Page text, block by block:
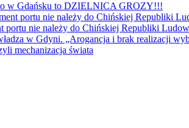
w Gdańsku to DZIELNICA GROZY!!!
portu nie należy do Chińskiej Republiki
portu nie należy do Chińskiej Republiki
w Gdyni. „Arogancja i brak realizacji
mechanizacja świata